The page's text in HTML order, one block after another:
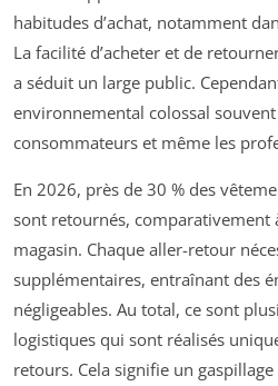
habitudes d’achat, notamment
La facilité d’acheter et de
a séduit un large public.
environnemental colossal
consommateurs et même les
En 2026, près de 30 % des
sont retournés, comparativement
magasin. Chaque aller-retour
supplémentaires, entraînant des
négligeables. Au total, ce sont
logistiques qui sont réalisés
retours. Cela signifie un